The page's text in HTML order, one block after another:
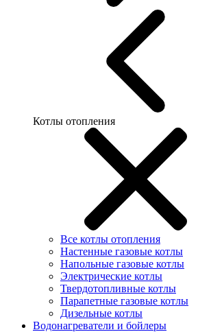
Котлы отопления
Все котлы отопления
Настенные газовые котлы
Напольные газовые котлы
Электрические котлы
Твердотопливные котлы
Парапетные газовые котлы
Дизельные котлы
Водонагреватели и бойлеры